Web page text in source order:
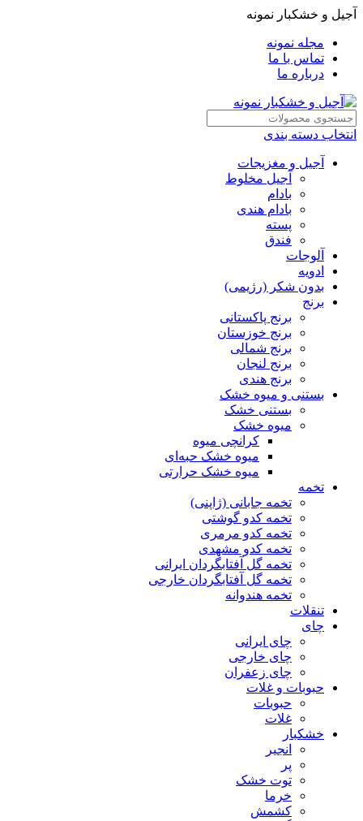
آجیل و خشکبار نمونه
مجله نمونه
تماس با ما
درباره ما
انتخاب دسته بندی
آجیل و مغزیجات
آجیل مخلوط
بادام
بادام هندی
پسته
فندق
آلوجات
ادویه
بدون شکر (رژیمی)
برنج
برنج پاکستانی
برنج خوزستان
برنج شمالی
برنج لنجان
برنج هندی
بستنی و میوه خشک
بستنی خشک
میوه خشک
کرانچی میوه
میوه خشک حبه‌ای
میوه خشک حرارتی
تخمه
تخمه جابانی (ژاپنی)
تخمه کدو گوشتی
تخمه کدو مرمری
تخمه کدو مشهدی
تخمه گل آفتابگردان ایرانی
تخمه گل آفتابگردان خارجی
تخمه هندوانه
تنقلات
چای
چای ایرانی
چای خارجی
چای زعفران
حبوبات و غلات
حبوبات
غلات
خشکبار
انجیر
پر
توت خشک
خرما
کشمش